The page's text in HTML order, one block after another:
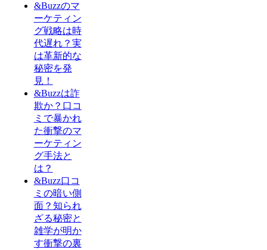
&Buzzのマ
ーケティン
グ戦略は時
代遅れ？実
は革新的な
秘密を発
見！
&Buzzは詐
欺か？口コ
ミで暴かれ
た衝撃のマ
ーケティン
グ手法と
は？
&Buzz口コ
ミの暗い側
面？知られ
ざる秘密と
雑学が明か
す衝撃の裏